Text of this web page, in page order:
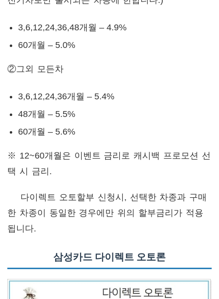
3,6,12,24,36,48개월 – 4.9%
60개월 – 5.0%
②그외 모든차
3,6,12,24,36개월 – 5.4%
48개월 – 5.5%
60개월 – 5.6%
※ 12~60개월은 이벤트 금리로 캐시백 프로모션 선
택 시 금리.
다이렉트 오토할부 신청시, 선택한 차종과 구매
한 차종이 동일한 경우에만 위의 할부금리가 적용
됩니다.
삼성카드 다이렉트 오토론